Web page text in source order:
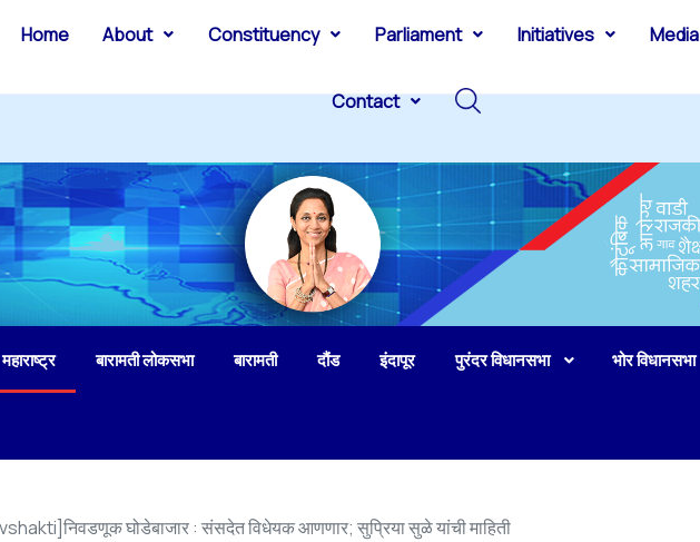
Home About Constituency Parliament Initiatives Media
Contact
महाराष्ट्र बारामती लोकसभा बारामती दौंड इंदापूर पुरंदर विधानसभा भोर विधानसभा
घोडेबाजार : संसदेत विधेयक आणणार; सुप्रिया सुळे यांची माहिती